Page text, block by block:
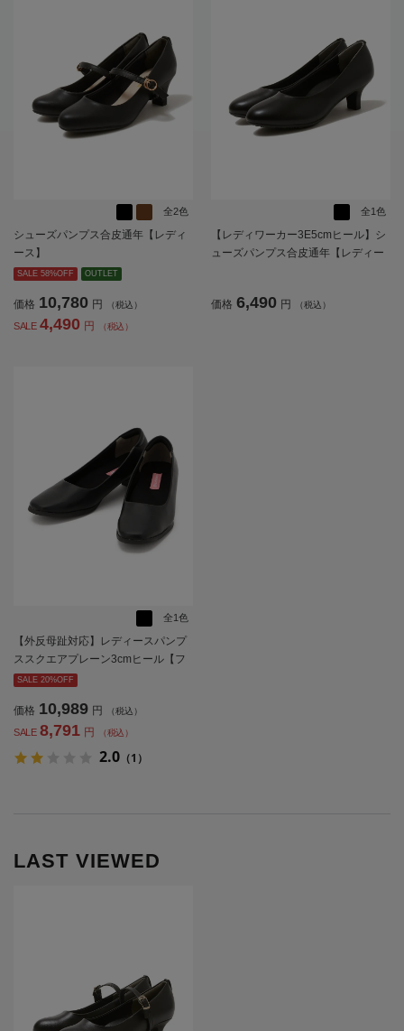
全2色
シューズパンプス合皮通年【レディ
ース】
SALE 58%OFF OUTLET
価格 10,780 円 （税込）
SALE 4,490 円 （税込）
全1色
【レディワーカー3E5cmヒール】シ
ューズパンプス合皮通年【レディー
価格 6,490 円 （税込）
全1色
【外反母趾対応】レディースパンプ
ススクエアプレーン3cmヒール【フ
ァイテン】【レディース】
SALE 20%OFF
価格 10,989 円 （税込）
SALE 8,791 円 （税込）
2.0 （1）
LAST VIEWED